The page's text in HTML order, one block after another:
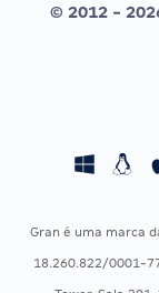
CONCURSOS POR
Concursos Fiscais
Concursos Saúde
© 2012 -
Gran é uma marca
18.260.822/0001-